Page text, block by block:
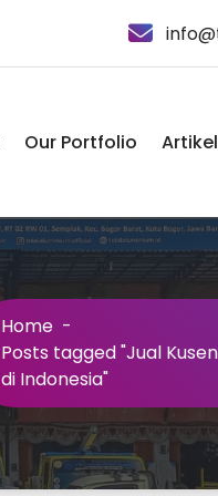
Our Portfolio Artikel
Home -
Posts tagged "Jual
di Indonesia"